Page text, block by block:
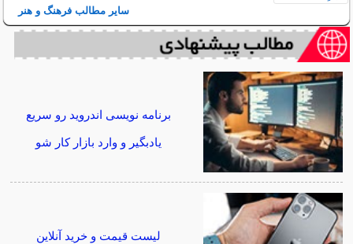
سایر مطالب فرهنگ و هنر
برنامه نویسی اندروید رو سریع
یادبگیر و وارد بازار کار شو
لیست قیمت و خرید آنلاین